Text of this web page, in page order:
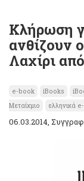
Κλήρωση
ανθίζουν
Λαχίρι
e-book iBooks
Μεταίχμιο
ελληνικά
06.03.2014,